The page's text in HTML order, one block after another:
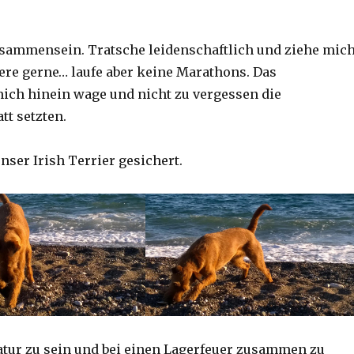
Tratsche leidenschaftlich und ziehe
gerne… laufe aber keine Marathons. Das
hinein wage und nicht zu vergessen die
setzten.
Irish Terrier gesichert.
zu sein und bei einen Lagerfeuer zusammen zu